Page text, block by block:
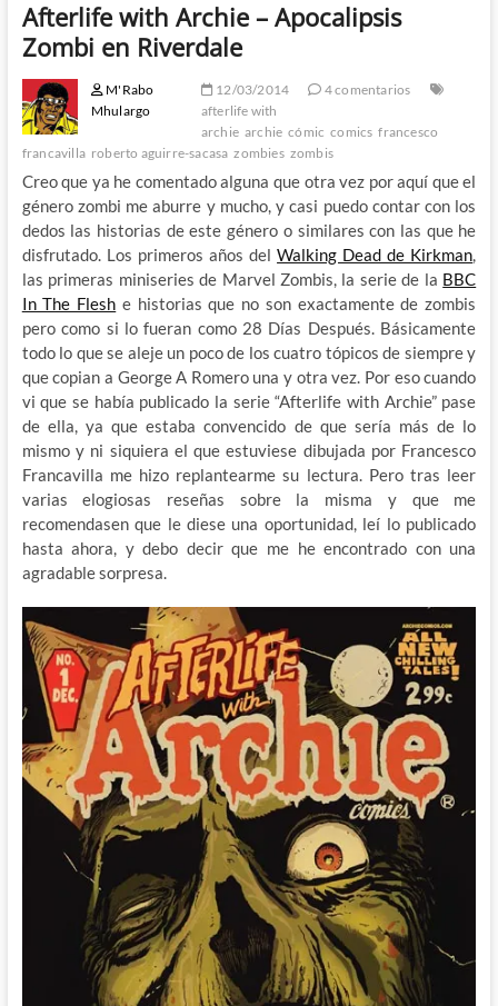
Afterlife with Archie – Apocalipsis
Zombi en Riverdale
M'Rabo
Mhulargo
12/03/2014
4 comentarios
afterlife with
archie archie cómic comics francesco
francavilla roberto aguirre-sacasa zombies zombis
Creo que ya he comentado alguna que otra vez por aquí que el
género zombi me aburre y mucho, y casi puedo contar con los
dedos las historias de este género o similares con las que he
disfrutado. Los primeros años delWalking Dead de Kirkman,
las primeras miniseries de Marvel Zombis, la serie de la BBC
In The Flesh e historias que no son exactamente de zombis
pero como si lo fueran como 28 Días Después. Básicamente
todo lo que se aleje un poco de los cuatro tópicos de siempre y
que copian a George A Romero una y otra vez. Por eso cuando
vi que se había publicado la serie “Afterlife with Archie” pase
de ella, ya que estaba convencido de que sería más de lo
mismo y ni siquiera el que estuviese dibujada por Francesco
Francavilla me hizo replantearme su lectura. Pero tras leer
varias elogiosas reseñas sobre la misma y que me
recomendasen que le diese una oportunidad, leí lo publicado
hasta ahora, y debo decir que me he encontrado con una
agradable sorpresa.